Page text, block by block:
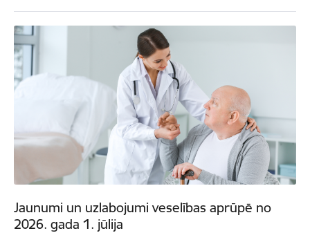
Jaunumi un uzlabojumi veselības aprūpē no
2026. gada 1. jūlija